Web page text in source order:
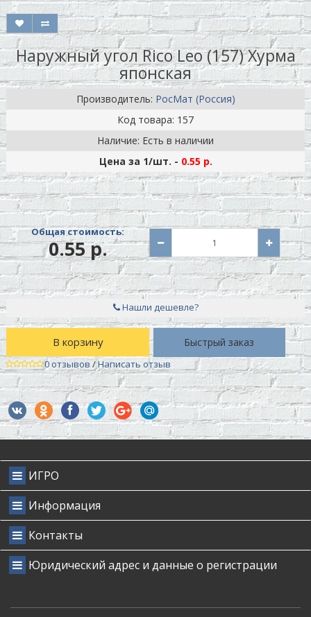
Наружный угол Rico Leo (157) Хурма
японская
Производитель: РосМат (Россия)
Код товара: 157
Наличие: Есть в наличии
Цена за 1/шт. - 0.55 р.
Общая стоимость:
0.55 р.
Нашли дешевле?
В корзину Быстрый заказ
0 отзывов/Написать отзыв
ИГРО
Информация
Контакты
Юридический адрес и данные о регистрации